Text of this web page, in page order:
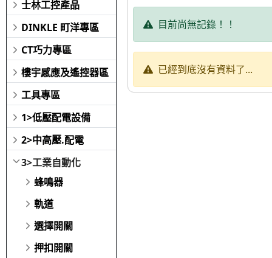
士林工控產品
DINKLE 町洋專區
CT巧力專區
樓宇感應及遙控器區
工具專區
1>低壓配電設備
2>中高壓.配電
3>工業自動化
蜂鳴器
軌道
選擇開關
押扣開關
目前尚無記錄！！
已經到底沒有資料了...